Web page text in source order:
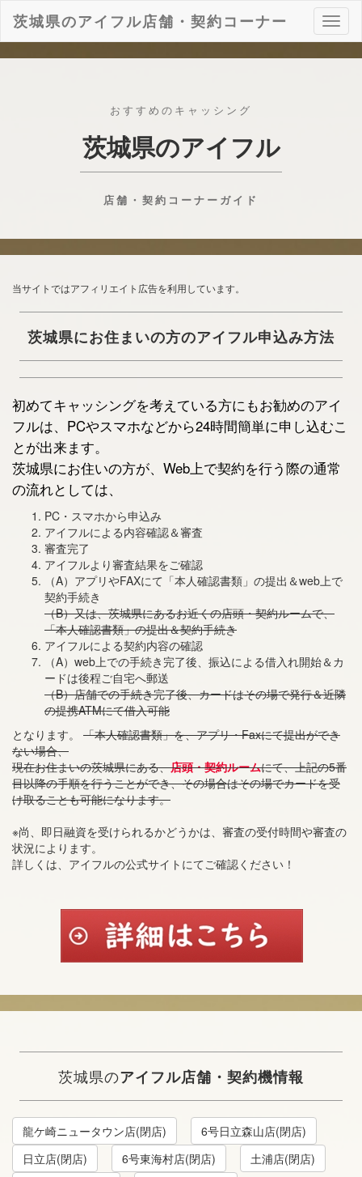
ナ
ビ
ゲ
茨城県のアイフル店舗・契約コーナー
おすすめのキャッシング
茨城県のアイフル
店舗・契約コーナーガイド
当サイトではアフィリエイト広告を利用しています。
茨城県にお住まいの方のアイフル申込み方法
初めてキャッシングを考えている方にもお勧めのアイ
フルは、PCやスマホなどから24時間簡単に申し込むこ
とが出来ます。
茨城県にお住いの方が、Web上で契約を行う際の通常
の流れとしては、
PC・スマホから申込み
アイフルによる内容確認＆審査
審査完了
アイフルより審査結果をご確認
（A）アプリやFAXにて「本人確認書類」の提出＆web上で
契約手続き
（B）又は、茨城県にあるお近くの店頭・契約ルームで、
「本人確認書類」の提出＆契約手続き
アイフルによる契約内容の確認
（A）web上での手続き完了後、振込による借入れ開始＆カ
ードは後程ご自宅へ郵送
（B）店舗での手続き完了後、カードはその場で発行＆近隣
の提携ATMにて借入可能
となります。 「本人確認書類」を、アプリ・Faxにて提出ができ
ない場合、
現在お住まいの茨城県にある、店頭・契約ルームにて、上記の5番
目以降の手順を行うことができ、その場合はその場でカードを受
け取ることも可能になります。
※尚、即日融資を受けられるかどうかは、審査の受付時間や審査の
状況によります。
詳しくは、アイフルの公式サイトにてご確認ください！
茨城県のアイフル店舗・契約機情報
龍ケ崎ニュータウン店(閉店)
6号日立森山店(閉店)
日立店(閉店)
6号東海村店(閉店)
土浦店(閉店)